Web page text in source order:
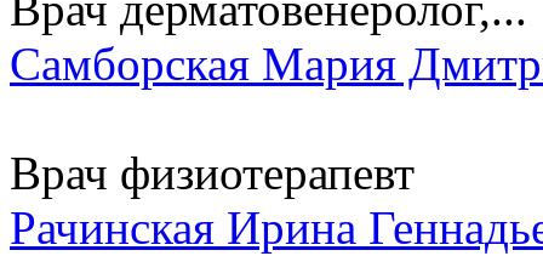
Самборская Мария
Врач физиотерапевт
Рачинская Ирина